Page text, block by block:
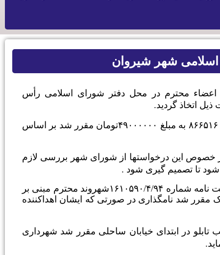
با حضور اعضاء محترم در محل دفتر شورای اسلامی رأس
در خصوص درخواست شهروند ع.ع جهت تمدید زمان چک به شماره ۸۶۶۵۱۶ به مبلغ ۴۹۰۰۰۰۰۰تومان مقرر شد بر اساس
این درخواستها از شورای شهر بررسی لازم
شود تا تصمیم گیری شود .
در پاسخ به نامه شماره ۱۰۸۴۰از سوی شهرداری شیروان و به پیوست نامه شماره ۱۶۱۰۵۹۰/۴/۹۴شهروند محترم مبنی بر
مقرر شد نامگذاری در صورتی که ایشان اهداکننده
در ابتدای خیابان ساحلی مقرر شد شهرداری